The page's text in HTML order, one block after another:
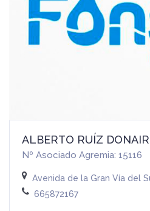
ALBERTO RUÍZ
Nº Asociado Agremia: 15116
Avenida de la Gran Vía del
665872167